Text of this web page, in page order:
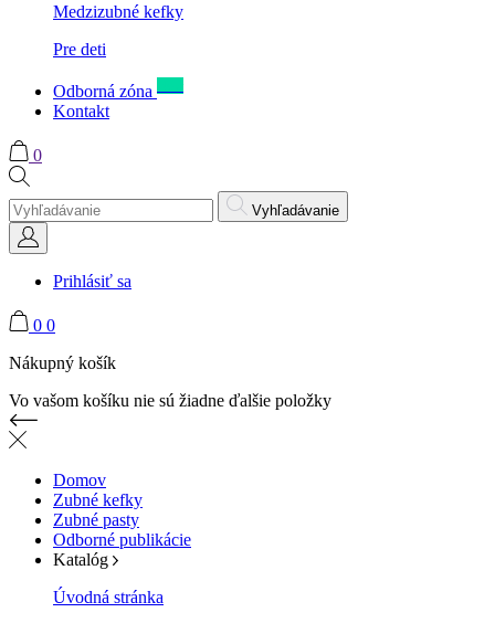
Medzizubné kefky
Pre deti
Odborná zóna
Kontakt
0
Vyhľadávanie
Prihlásiť sa
0 0
Nákupný košík
Vo vašom košíku nie sú žiadne ďalšie položky
Domov
Zubné kefky
Zubné pasty
Odborné publikácie
Katalóg
Úvodná stránka